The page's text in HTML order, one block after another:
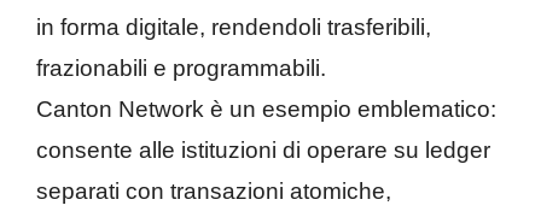
in forma digitale, rendendoli trasferibili,
frazionabili e programmabili.
Canton Network è un esempio emblematico:
consente alle istituzioni di operare su ledger
separati con transazioni atomiche,